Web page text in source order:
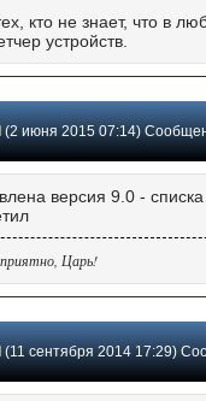
кто не знает, что в
устройств.
(2 июня 2015 07:14) Сообщение
версия 9.0 -
Царь!
(11 сентября 2014 17:29) Сообщение